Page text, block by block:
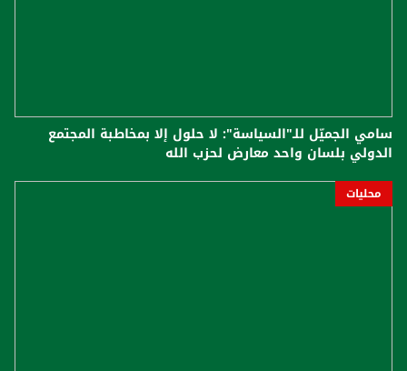
سامي الجميّل للـ"السياسة": لا حلول إلا بمخاطبة المجتمع
الدولي بلسان واحد معارض لحزب الله
محليات